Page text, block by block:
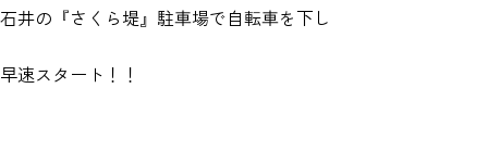
石井の『さくら堤』駐車場で自転車を下し
早速スタート！！